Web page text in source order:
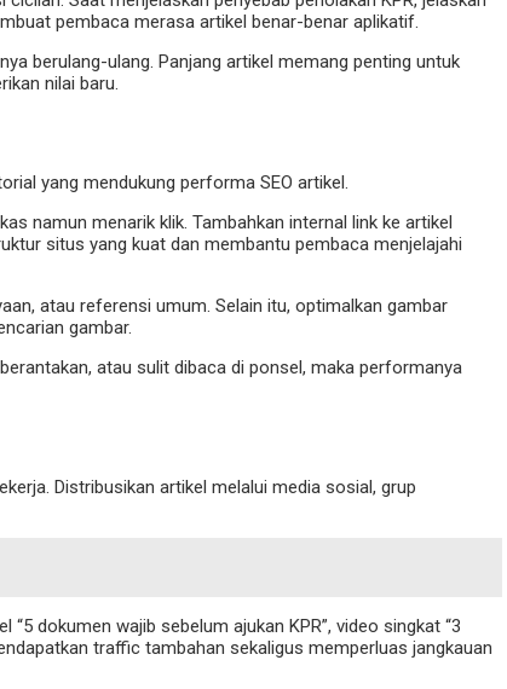
pembaca merasa artikel benar-benar aplikatif.
berulang-ulang. Panjang artikel memang penting untuk
nilai baru.
yang mendukung performa SEO artikel.
namun menarik klik. Tambahkan internal link ke artikel
situs yang kuat dan membantu pembaca menjelajahi
atau referensi umum. Selain itu, optimalkan gambar
gambar.
atau sulit dibaca di ponsel, maka performanya
Distribusikan artikel melalui media sosial, grup
dokumen wajib sebelum ajukan KPR”, video singkat “3
traffic tambahan sekaligus memperluas jangkauan